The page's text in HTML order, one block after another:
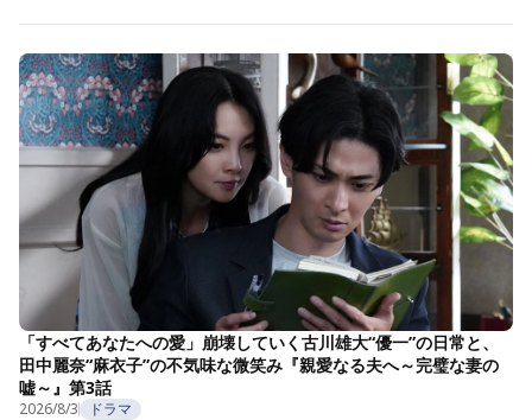
「すべてあなたへの愛」崩壊していく古川雄大“優一”の日常と、
田中麗奈“麻衣子”の不気味な微笑み『親愛なる夫へ～完璧な妻の
嘘～』第3話
2026/8/3 ドラマ